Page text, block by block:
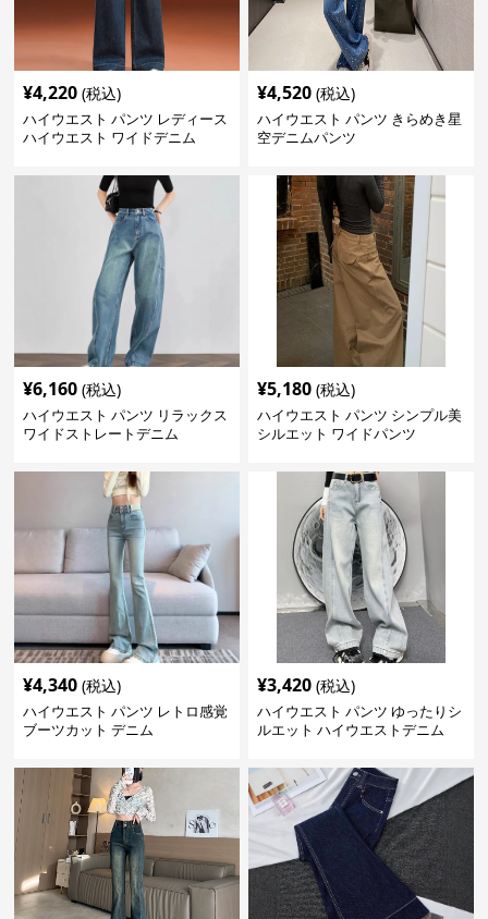
¥4,220 (税込)
ハイウエスト パンツ レディース
ハイウエスト ワイドデニム
¥4,520 (税込)
ハイウエスト パンツ きらめき星
空デニムパンツ
¥6,160 (税込)
ハイウエスト パンツ リラックス
ワイドストレートデニム
¥5,180 (税込)
ハイウエスト パンツ シンプル美
シルエット ワイドパンツ
¥4,340 (税込)
ハイウエスト パンツ レトロ感覚
ブーツカット デニム
¥3,420 (税込)
ハイウエスト パンツ ゆったりシ
ルエット ハイウエストデニム